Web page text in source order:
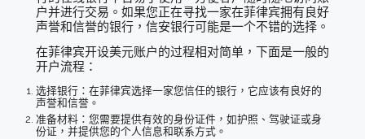
户并进行交易。如果您正在寻找一家在菲律宾拥有良好
声誉和信誉的银行，信安银行可能是一个不错的选择。
在菲律宾开设美元账户的过程相对简单，下面是一般的
开户流程：
选择银行：在菲律宾选择一家您信任的银行，它应该有良好的
声誉和信誉。
准备材料：您需要提供有效的身份证件，如护照、驾驶证或身
份证，并提供您的个人信息和联系方式。